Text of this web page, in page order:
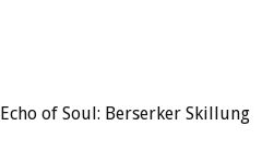
Echo of Soul: Berserker Skillung